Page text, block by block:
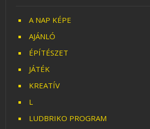
A NAP KÉPE
AJÁNLÓ
ÉPÍTÉSZET
JÁTÉK
KREATÍV
L
LUDBRIKO PROGRAM